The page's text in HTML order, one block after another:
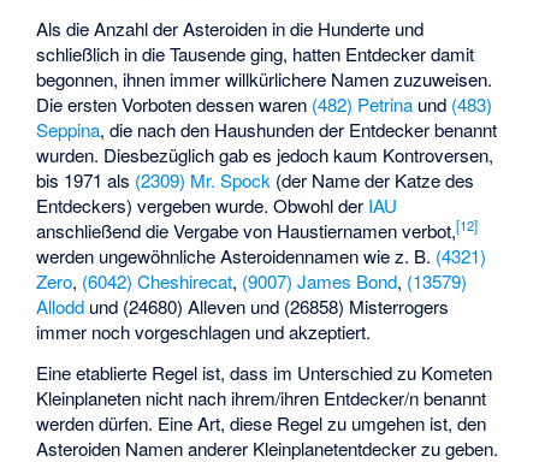
Als die Anzahl der Asteroiden in die Hunderte und
schließlich in die Tausende ging, hatten Entdecker damit
begonnen, ihnen immer willkürlichere Namen zuzuweisen.
Die ersten Vorboten dessen waren (482) Petrina und (483)
Seppina, die nach den Haushunden der Entdecker benannt
wurden. Diesbezüglich gab es jedoch kaum Kontroversen,
bis 1971 als (2309) Mr. Spock (der Name der Katze des
Entdeckers) vergeben wurde. Obwohl der IAU
anschließend die Vergabe von Haustiernamen verbot,[12]
werden ungewöhnliche Asteroidennamen wie z. B. (4321)
Zero, (6042) Cheshirecat, (9007) James Bond, (13579)
Allodd und (24680) Alleven und (26858) Misterrogers
immer noch vorgeschlagen und akzeptiert.
Eine etablierte Regel ist, dass im Unterschied zu Kometen
Kleinplaneten nicht nach ihrem/ihren Entdecker/n benannt
werden dürfen. Eine Art, diese Regel zu umgehen ist, den
Asteroiden Namen anderer Kleinplanetentdecker zu geben.